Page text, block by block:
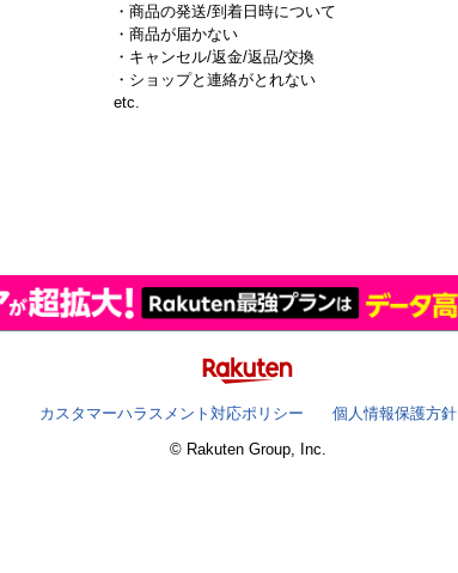
・商品の発送/到着日時について
・商品が届かない
・キャンセル/返金/返品/交換
・ショップと連絡がとれない
etc.
カスタマーハラスメント対応ポリシー
個人情報保護方針
© Rakuten Group, Inc.